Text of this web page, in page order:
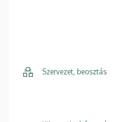
Szervezet, beosztás